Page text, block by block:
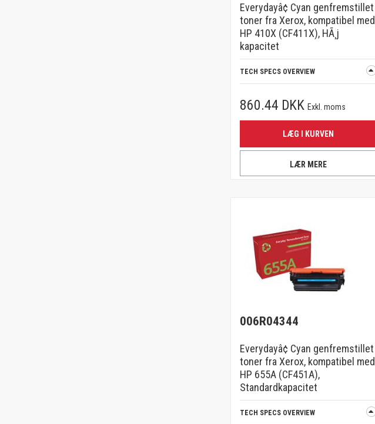
Everydayâ¢ Cyan genfremstillet
toner fra Xerox, kompatibel med
HP 410X (CF411X), HÃ¸j
kapacitet
TECH SPECS OVERVIEW
860.44 DKK Exkl. moms
LÆG I KURVEN
LÆR MERE
006R04344
Everydayâ¢ Cyan genfremstillet
toner fra Xerox, kompatibel med
HP 655A (CF451A),
Standardkapacitet
TECH SPECS OVERVIEW